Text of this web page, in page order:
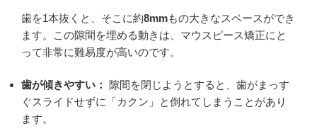
歯を1本抜くと、そこに約8mmもの大きなスペースができ
ます。この隙間を埋める動きは、マウスピース矯正にと
って非常に難易度が高いのです。
歯が傾きやすい：
隙間を閉じようとすると、歯がまっす
ぐスライドせずに「カクン」と倒れてしまうことがあり
ます。